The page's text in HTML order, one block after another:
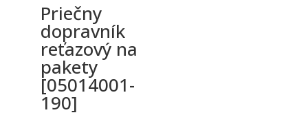
Priečny
dopravník
reťazový na
pakety
[05014001-
190]